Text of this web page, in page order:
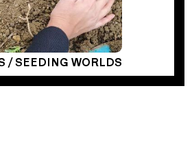
/ SEEDING WORLDS